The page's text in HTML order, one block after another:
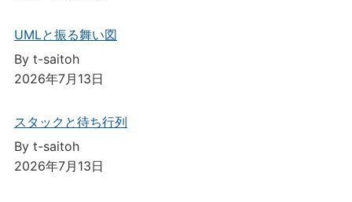
UMLと振る舞い図
By t-saitoh
2026年7月13日
スタックと待ち行列
By t-saitoh
2026年7月13日